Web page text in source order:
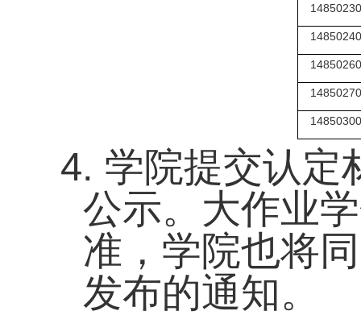
14850230
14850240
14850260
14850270
14850300
4. 学院提交认定
公示。大作业
准，学院也将
发布的通知。